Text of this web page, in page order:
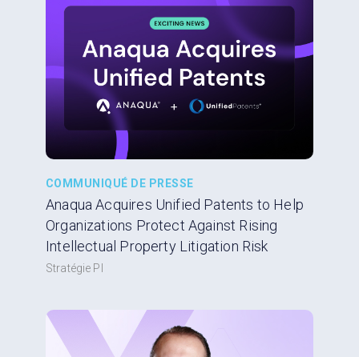
COMMUNIQUÉ DE PRESSE
Anaqua Acquires Unified Patents to Help
Organizations Protect Against Rising
Intellectual Property Litigation Risk
Stratégie PI